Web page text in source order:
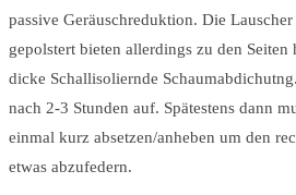
passive Geräuschreduktion. Die
gepolstert bieten allerdings zu den
dicke Schallisoliernde
nach 2-3 Stunden auf. Spätestens dann
einmal kurz absetzen/anheben um den
etwas abzufedern.